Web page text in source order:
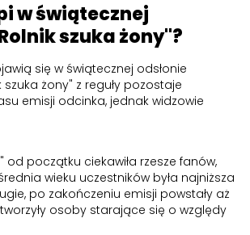
w świątecznej
szuka żony"?
się w świątecznej odsłonie
żony" z reguły pozostaje
emisji odcinka, jednak widzowie
od początku ciekawiła rzesze fanów,
wieku uczestników była najniższa
po zakończeniu emisji powstały aż
osoby starające się o względy